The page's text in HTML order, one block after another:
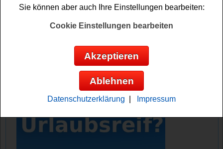
gewinnen? Viel Erfolg bei der Teilnahme!
Mein schöner Garten verlost 15x ein
Compo Rasenpflege Produktset
Anzeige:
Sie können aber auch Ihre Einstellungen bearbeiten:
Cookie Einstellungen bearbeiten
Akzeptieren
Ablehnen
Datenschutzerklärung Impressum